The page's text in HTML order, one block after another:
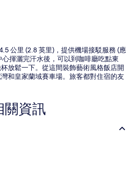
公里 (2.8 英里)，提供機場接駁服務 (應
揮灑完汗水後，可以到咖啡廳吃點東
放鬆一下。從這間裝飾藝術風格飯店開
和皇家蘭域賽車場。旅客都對住宿的友
關資訊